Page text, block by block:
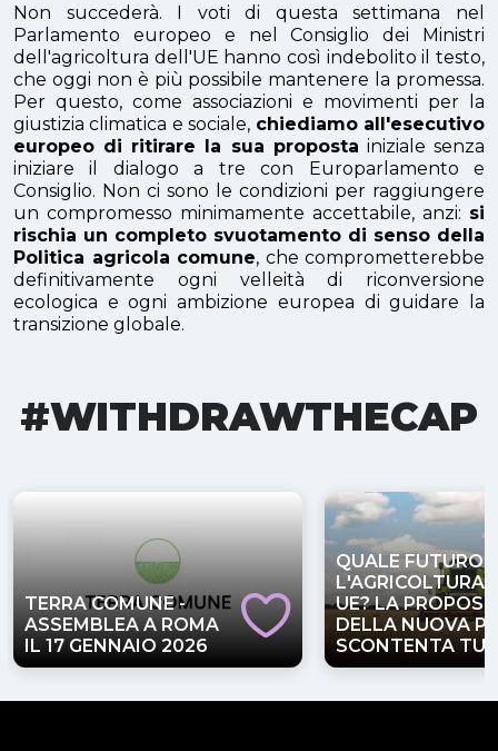
Non succederà. I voti di questa settimana nel
Parlamento europeo e nel Consiglio dei Ministri
dell'agricoltura dell'UE hanno così indebolito il testo,
che oggi non è più possibile mantenere la promessa.
Per questo, come associazioni e movimenti per la
giustizia climatica e sociale, chiediamo all'esecutivo
europeo di ritirare la sua proposta iniziale senza
iniziare il dialogo a tre con Europarlamento e
Consiglio. Non ci sono le condizioni per raggiungere
un compromesso minimamente accettabile, anzi: si
rischia un completo svuotamento di senso della
Politica agricola comune, che comprometterebbe
definitivamente ogni velleità di riconversione
ecologica e ogni ambizione europea di guidare la
transizione globale.
#WITHDRAWTHECAP
TERRA COMUNE -
ASSEMBLEA A ROMA
IL 17 GENNAIO 2026
QUALE FUTURO
L'AGRICOLTURA
UE? LA
DELLA NUOVA
SCONTENTA